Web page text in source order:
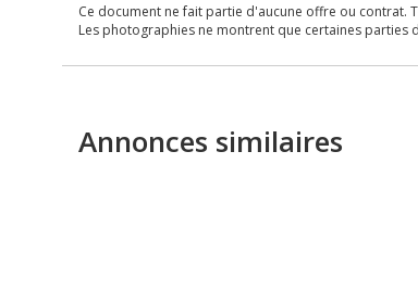
Ce document ne fait partie d'aucune offre ou contrat.
Les photographies ne montrent que certaines parties
Annonces similaires